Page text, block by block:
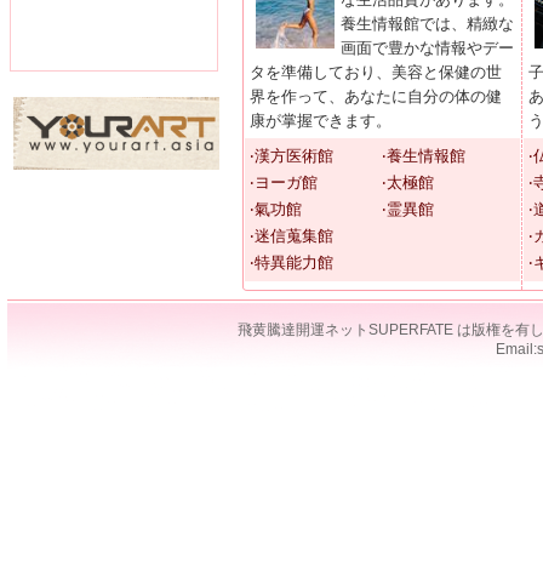
養生情報館では、精緻な
画面で豊かな情報やデー
タを準備しており、美容と保健の世
界を作って、あなたに自分の体の健
康が掌握できます。
‧漢方医術館
‧養生情報館
‧ヨーガ館
‧太極館
‧氣功館
‧霊異館
‧迷信蒐集館
‧特異能力館
‧
‧
‧
‧
‧
飛黄騰達開運ネットSUPERFATE は版権を有
Email: